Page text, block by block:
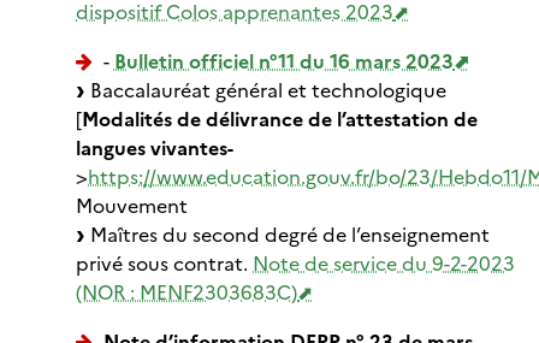
dispositif Colos apprenantes 2023
- Bulletin officiel n°11 du 16 mars 2023
Baccalauréat général et technologique
[Modalités de délivrance de l’attestation de
langues vivantes-
>https://www.education.gouv.fr/bo/23/Hebdo11/
Mouvement
Maîtres du second degré de l’enseignement
privé sous contrat. Note de service du 9-2-2023
(NOR : MENF2303683C)